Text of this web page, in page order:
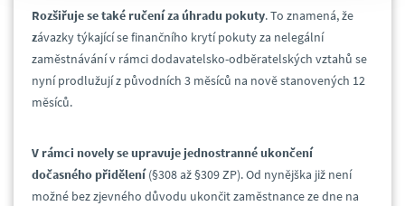
Rozšiřuje se také ručení za úhradu pokuty. To znamená, že
závazky týkající se finančního krytí pokuty za nelegální
zaměstnávání v rámci dodavatelsko-odběratelských vztahů se
nyní prodlužují z původních 3 měsíců na nově stanovených 12
měsíců.
V rámci novely se upravuje jednostranné ukončení
dočasného přidělení(§308 až §309 ZP). Od nynějška již není
možné bez zjevného důvodu ukončit zaměstnance ze dne na